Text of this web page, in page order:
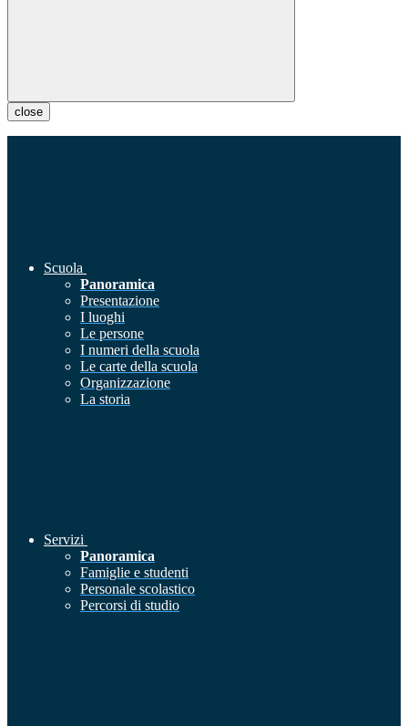
close
Scuola
Panoramica
Presentazione
I luoghi
Le persone
I numeri della scuola
Le carte della scuola
Organizzazione
La storia
Servizi
Panoramica
Famiglie e studenti
Personale scolastico
Percorsi di studio